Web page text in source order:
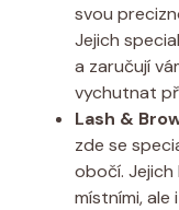
svou
Jejich
a zaručují
vychutnat
Lash &
zde se
obočí. Jejich
‍místními, ale